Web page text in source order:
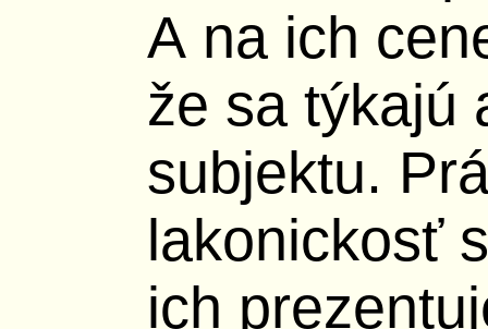
A na ich
že sa týkajú
subjektu.
lakonickosť
ich